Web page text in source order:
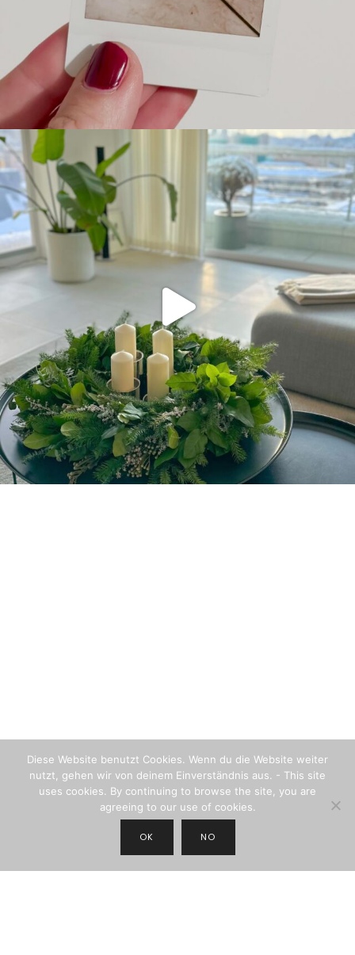
Diese Website benutzt Cookies. Wenn du die Website weiter
nutzt, gehen wir von deinem Einverständnis aus. - This site
uses cookies. By continuing to browse the site, you are
agreeing to our use of cookies.
OK NO